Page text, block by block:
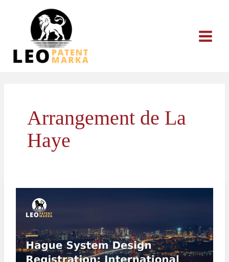
Arrangement de La
Haye
dessin
au
système
de